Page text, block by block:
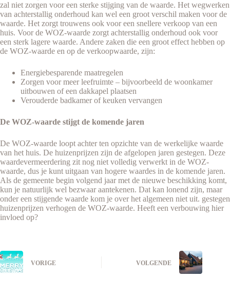
zal niet zorgen voor een sterke stijging van de waarde. Het wegwerken
van achterstallig onderhoud kan wel een groot verschil maken voor de
waarde. Het zorgt trouwens ook voor een snellere verkoop van een
huis. Voor de WOZ-waarde zorgt achterstallig onderhoud ook voor
een sterk lagere waarde. Andere zaken die een groot effect hebben op
de WOZ-waarde en op de verkoopwaarde, zijn:
​Energiebesparende maatregelen
Zorgen voor meer leefruimte – bijvoorbeeld de woonkamer
uitbouwen of een dakkapel plaatsen
Verouderde badkamer of keuken vervangen
De WOZ-waarde stijgt de komende jaren
De WOZ-waarde loopt achter ten opzichte van de werkelijke waarde
van het huis. De huizenprijzen zijn de afgelopen jaren gestegen. Deze
waardevermeerdering zit nog niet volledig verwerkt in de WOZ-
waarde, dus je kunt uitgaan van hogere waardes in de komende jaren.
Als de gemeente begin volgend jaar met de nieuwe beschikking komt,
kun je natuurlijk wel bezwaar aantekenen. Dat kan lonend zijn, maar
onder een stijgende waarde kom je over het algemeen niet uit. gestegen
huizenprijzen verhogen de WOZ-waarde. Heeft een verbouwing hier
invloed op?
VORIGE VOLGENDE